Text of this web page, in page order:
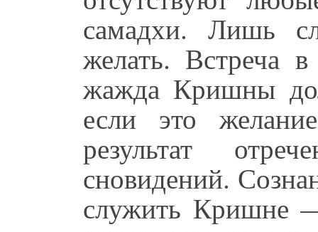
самадхи. Лишь
желать. Встреча
жажда Кришны
если это
результат
сновидений.
служить Кришне